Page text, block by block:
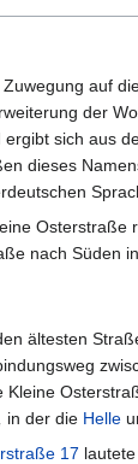
auf
der
sich aus
dieses
Osterstraße
nach Süden
ältesten
Kleine
in der die Helle
17